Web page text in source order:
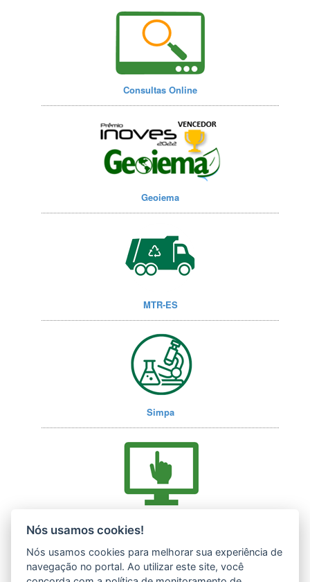
Consultas Online
Geoiema
MTR-ES
Simpa
Nós usamos cookies!
Nós usamos cookies para melhorar sua experiência de
navegação no portal. Ao utilizar este site, você